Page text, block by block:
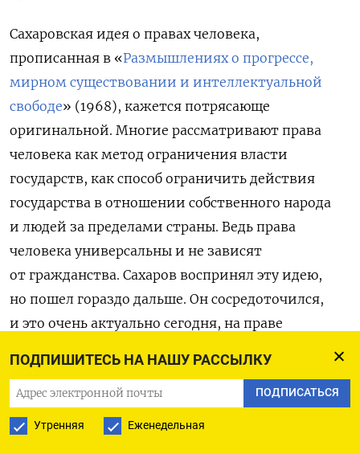
ПОДПИШИТЕСЬ НА НАШУ РАССЫЛКУ
ПОДПИСАТЬСЯ
Утренняя Еженедельная
Сахаровская идея о правах человека,
прописанная в «Размышлениях о прогрессе,
мирном существовании и интеллектуальной
свободе» (1968), кажется потрясающе
оригинальной. Многие рассматривают права
человека как метод ограничения власти
государств, как способ ограничить действия
государства в отношении собственного народа
и людей за пределами страны. Ведь права
человека универсальны и не зависят
от гражданства. Сахаров воспринял эту идею,
но пошел гораздо дальше. Он сосредоточился,
и это очень актуально сегодня, на праве
страха ее обсуждать.
Права человека — это радикальная идея